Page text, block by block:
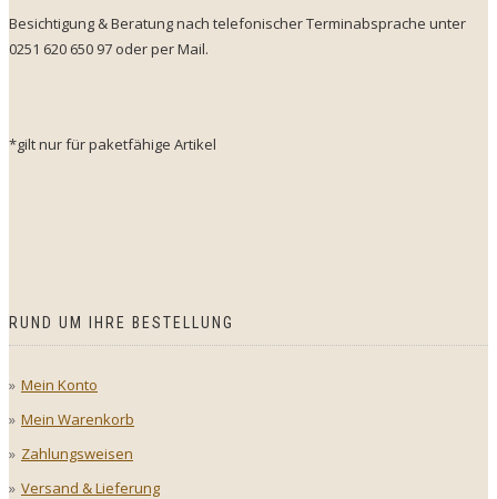
Besichtigung & Beratung nach telefonischer Terminabsprache unter
0251 620 650 97 oder per Mail.
*gilt nur für paketfähige Artikel
RUND UM IHRE BESTELLUNG
Mein Konto
Mein Warenkorb
Zahlungsweisen
Versand & Lieferung